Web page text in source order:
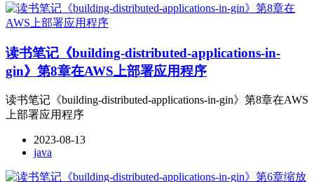
读书笔记《building-distributed-applications-in-
gin》第8章在AWS上部署应用程序
读书笔记《building-distributed-applications-in-gin》第8章在AWS
上部署应用程序
2023-08-13
java